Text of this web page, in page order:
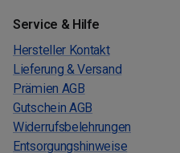
Service & Hilfe
Hersteller Kontakt
Lieferung & Versand
Prämien AGB
Gutschein AGB
Widerrufsbelehrungen
Entsorgungshinweise